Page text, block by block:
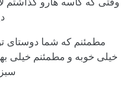
مطمئنم که شما دوستای
خیلی خوبه و مطمئنم خیلی